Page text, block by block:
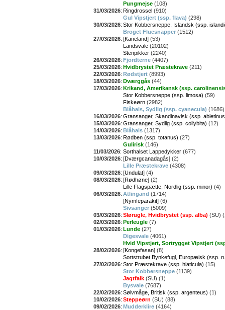
Pungmejse (108)
31/03/2026: Ringdrossel (910)
Gul Vipstjert (ssp. flava) (298)
30/03/2026: Stor Kobbersneppe, Islandsk (ssp.
Broget Fluesnapper (1512)
27/03/2026: [Kaneland] (53)
Landsvale (20102)
Stenpikker (2240)
26/03/2026: Fjordterne (4407)
25/03/2026: Hvidbrystet Præstekrave (211)
22/03/2026: Rødstjert (8993)
18/03/2026: Dværggås (44)
17/03/2026: Krikand, Amerikansk (ssp.
Stor Kobbersneppe (ssp. limosa) (59)
Fiskeørn (2982)
Blåhals, Sydlig (ssp. cyanecula) (1686)
16/03/2026: Gransanger, Skandinavisk (ssp.
15/03/2026: Gransanger, Sydlig (ssp. collybita) (12)
14/03/2026: Blåhals (1317)
13/03/2026: Rødben (ssp. totanus) (27)
Gulirisk (146)
11/03/2026: Sorthalset Lappedykker (677)
10/03/2026: [Dværgcanadagås] (2)
Lille Præstekrave (4308)
09/03/2026: [Undulat] (4)
08/03/2026: [Rødhøne] (2)
Lille Flagspætte, Nordlig (ssp. minor) (4)
06/03/2026: Atlingand (1714)
[Nymfeparakit] (6)
Sivsanger (5009)
03/03/2026: Slørugle, Hvidbrystet (ssp. alba) (SU)
02/03/2026: Perleugle (7)
01/03/2026: Lunde (27)
Digesvale (4061)
Hvid Vipstjert, Sortrygget Vipstjert
28/02/2026: [Kongefasan] (8)
Sortstrubet Bynkefugl, Europæisk (ssp.
27/02/2026: Stor Præstekrave (ssp. hiaticula) (15)
Stor Kobbersneppe (1139)
Jagtfalk (SU) (1)
Bysvale (7687)
22/02/2026: Sølvmåge, Britisk (ssp. argenteus) (1)
10/02/2026: Steppeørn (SU) (88)
09/02/2026: Mudderklire (4164)